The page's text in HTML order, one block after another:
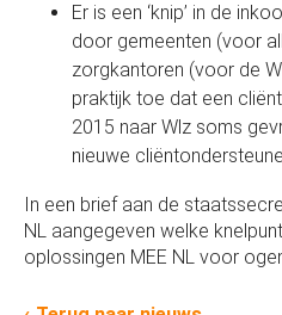
Er is een ‘knip’ in de
door gemeenten (voor
zorgkantoren (voor de
praktijk toe dat een
2015 naar Wlz soms
nieuwe
In een brief aan de
NL aangegeven welke
oplossingen MEE NL voor